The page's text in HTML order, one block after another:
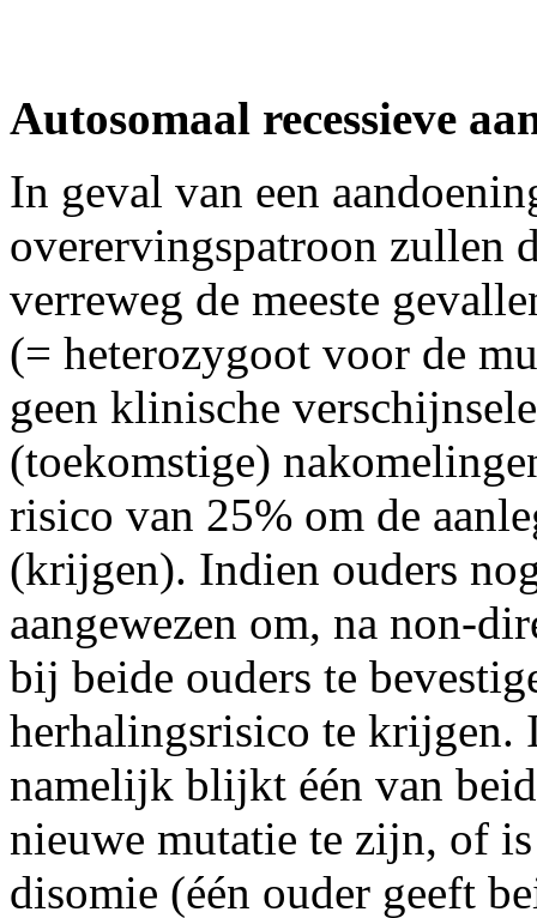
Autosomaal recessieve
In geval van een
overervingspatroon zullen
verreweg de meeste
(= heterozygoot voor de
geen klinische
(toekomstige)
risico van 25% om de
(krijgen). Indien ouders
aangewezen om, na non-
bij beide ouders te
herhalingsrisico te
namelijk blijkt één van
nieuwe mutatie te zijn, of
disomie (één ouder geeft